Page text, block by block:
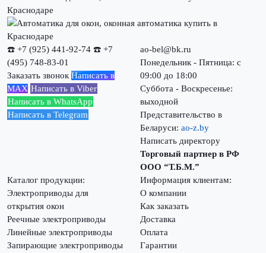
☎️ +7 (925) 441-92-74 ☎️ +7
(495) 748-83-01
Заказать звонок Написать в
MAX Написать в Viber
Написать в WhatsApp
Написать в Telegram
ao-bel@bk.ru
Понедельник - Пятница: с
09:00 до 18:00
Суббота - Воскресенье:
выходной
Представительство в
Беларуси: ao-z.by
Написать директору
Торговый партнер в РФ
ООО “Т.Б.М.”
Каталог продукции:
Электроприводы для
открытия окон
Реечные электроприводы
Линейные электроприводы
Запирающие электроприводы
Информация клиентам:
О компании
Как заказать
Доставка
Оплата
Гарантии